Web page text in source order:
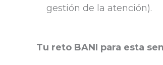
gestión de la atención).
Tu reto BANI para esta